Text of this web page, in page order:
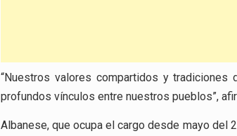
“Nuestros valores compartidos y
profundos vínculos entre nuestros pueblos”,
Albanese, que ocupa el cargo desde mayo del